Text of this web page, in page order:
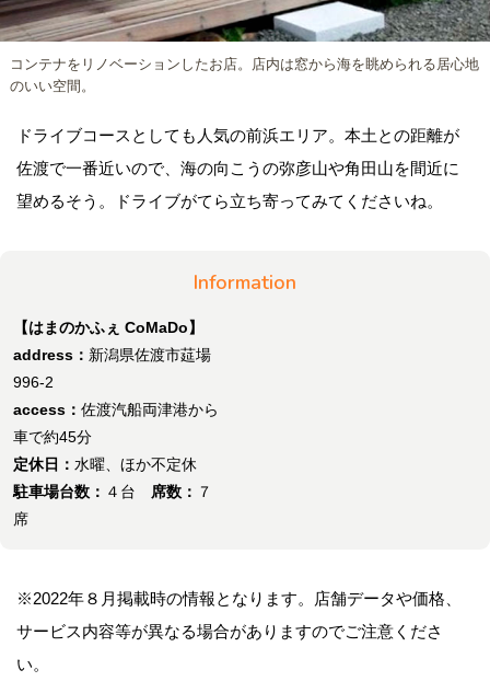
コンテナをリノベーションしたお店。店内は窓から海を眺められる居心地
のいい空間。
ドライブコースとしても人気の前浜エリア。本土との距離が
佐渡で一番近いので、海の向こうの弥彦山や角田山を間近に
望めるそう。ドライブがてら立ち寄ってみてくださいね。
Information
【はまのかふぇ CoMaDo】
address： 新潟県佐渡市莚場
996-2
access： 佐渡汽船両津港から
車で約45分
定休日： 水曜、ほか不定休
駐車場台数： ４台 席数： ７
席
※2022年８月掲載時の情報となります。店舗データや価格、
サービス内容等が異なる場合がありますのでご注意くださ
い。